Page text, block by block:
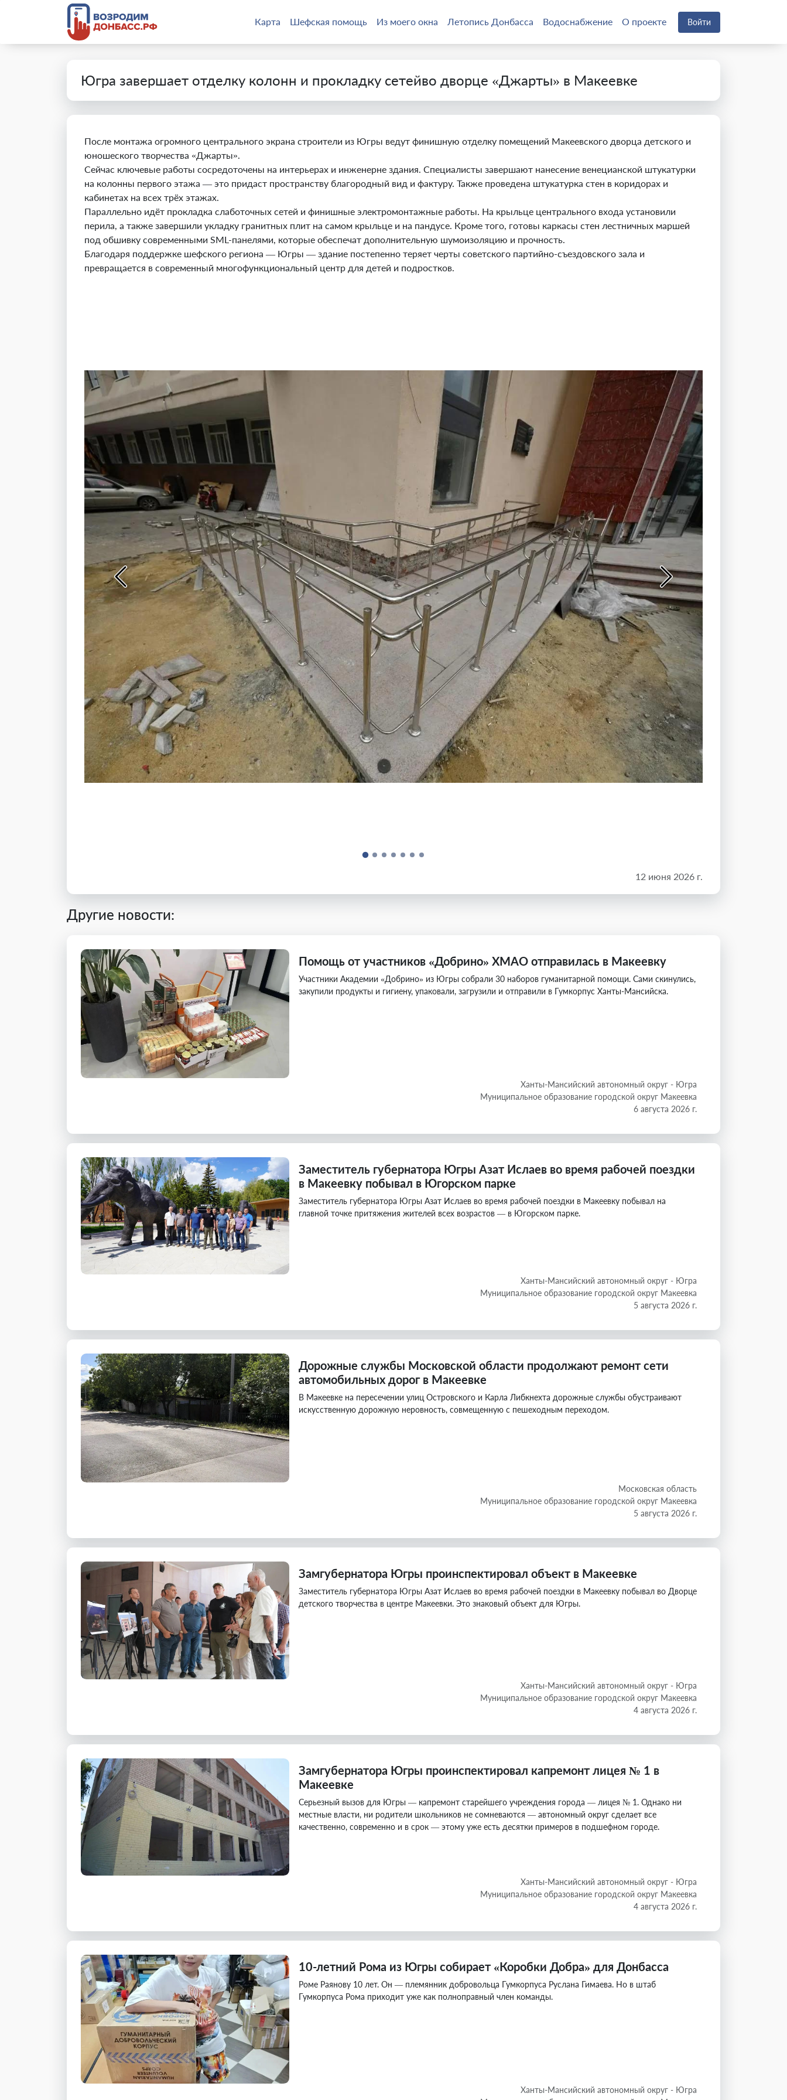
Карта Шефская помощь Из моего окна Летопись Донбасса Водоснабжение О проекте Войти
Югра завершает отделку колонн и прокладку сетейво дворце «Джарты» в Макеевке
После монтажа огромного центрального экрана строители из Югры ведут финишную отделку помещений Макеевского дворца детского и
юношеского творчества «Джарты».
Сейчас ключевые работы сосредоточены на интерьерах и инженерне здания. Специалисты завершают нанесение венецианской штукатурки
на колонны первого этажа — это придаст пространству благородный вид и фактуру. Также проведена штукатурка стен в коридорах и
кабинетах на всех трёх этажах.
Параллельно идёт прокладка слаботочных сетей и финишные электромонтажные работы. На крыльце центрального входа установили
перила, а также завершили укладку гранитных плит на самом крыльце и на пандусе. Кроме того, готовы каркасы стен лестничных маршей
под обшивку современными SML-панелями, которые обеспечат дополнительную шумоизоляцию и прочность.
Благодаря поддержке шефского региона — Югры — здание постепенно теряет черты советского партийно-съездовского зала и
превращается в современный многофункциональный центр для детей и подростков.
12 июня 2026 г.
Другие новости:
Помощь от участников «Добрино» ХМАО отправилась в Макеевку
Участники Академии «Добрино» из Югры собрали 30 наборов гуманитарной помощи. Сами скинулись,
закупили продукты и гигиену, упаковали, загрузили и отправили в Гумкорпус Ханты-Мансийска.
Ханты-Мансийский автономный округ - Югра
Муниципальное образование городской округ Макеевка
6 августа 2026 г.
Заместитель губернатора Югры Азат Ислаев во время рабочей поездки
в Макеевку побывал в Югорском парке
Заместитель губернатора Югры Азат Ислаев во время рабочей поездки в Макеевку побывал на
главной точке притяжения жителей всех возрастов — в Югорском парке.
Ханты-Мансийский автономный округ - Югра
Муниципальное образование городской округ Макеевка
5 августа 2026 г.
Дорожные службы Московской области продолжают ремонт сети
автомобильных дорог в Макеевке
В Макеевке на пересечении улиц Островского и Карла Либкнехта дорожные службы обустраивают
искусственную дорожную неровность, совмещенную с пешеходным переходом.
Московская область
Муниципальное образование городской округ Макеевка
5 августа 2026 г.
Замгубернатора Югры проинспектировал объект в Макеевке
Заместитель губернатора Югры Азат Ислаев во время рабочей поездки в Макеевку побывал во Дворце
детского творчества в центре Макеевки. Это знаковый объект для Югры.
Ханты-Мансийский автономный округ - Югра
Муниципальное образование городской округ Макеевка
4 августа 2026 г.
Замгубернатора Югры проинспектировал капремонт лицея № 1 в
Макеевке
Серьезный вызов для Югры — капремонт старейшего учреждения города — лицея № 1. Однако ни
местные власти, ни родители школьников не сомневаются — автономный округ сделает все
качественно, современно и в срок — этому уже есть десятки примеров в подшефном городе.
Ханты-Мансийский автономный округ - Югра
Муниципальное образование городской округ Макеевка
4 августа 2026 г.
10-летний Рома из Югры собирает «Коробки Добра» для Донбасса
Роме Раянову 10 лет. Он — племянник добровольца Гумкорпуса Руслана Гимаева. Но в штаб
Гумкорпуса Рома приходит уже как полноправный член команды.
Ханты-Мансийский автономный округ - Югра